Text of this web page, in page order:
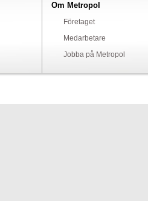
Om Metropol
Företaget
Medarbetare
Jobba på Metropol